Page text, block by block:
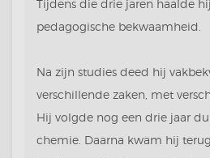
Tijdens die drie jaren haalde
pedagogische bekwaamheid.
Na zijn studies deed hij
verschillende zaken, met
Hij volgde nog een drie jaar
chemie. Daarna kwam hij